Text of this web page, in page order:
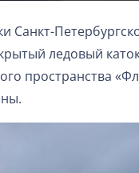
Санкт-
ледовый
пространства